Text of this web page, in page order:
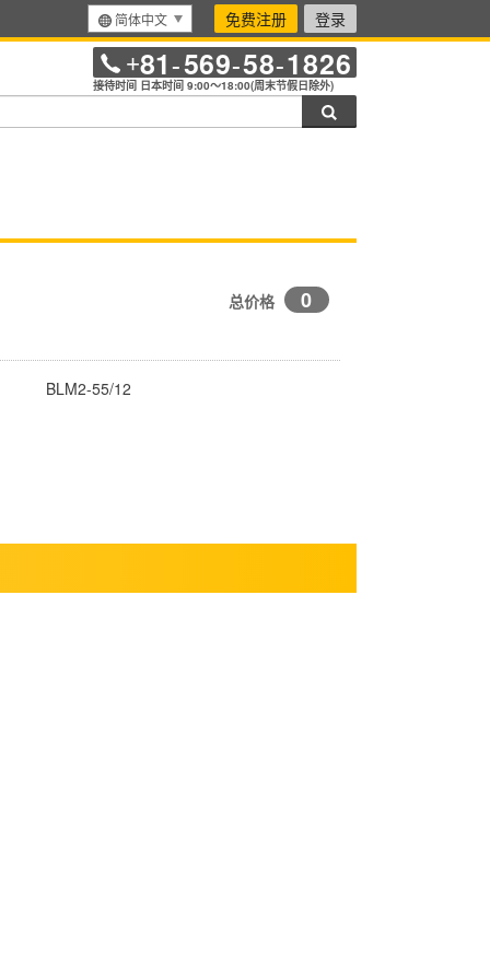
简体中文 免费注册 登录
+81-569-58-1826
接待时间 日本时间 9:00～18:00(周末节假日除外)
总价格 0
BLM2-55/12